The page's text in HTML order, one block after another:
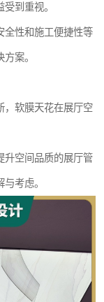
到重视。
全性和施工便捷性等
案。
，软膜天花在展厅空
升空间品质的展厅管
考虑。